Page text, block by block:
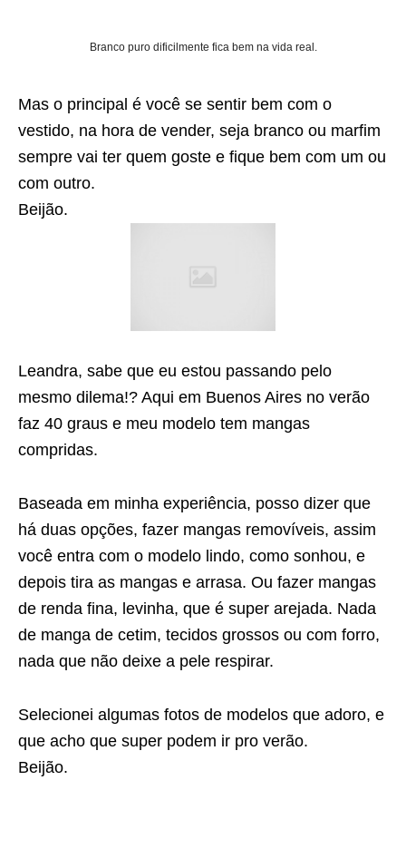
Branco puro dificilmente fica bem na vida real.
Mas o principal é você se sentir bem com o
vestido, na hora de vender, seja branco ou marfim
sempre vai ter quem goste e fique bem com um ou
com outro.
Beijão.
Leandra, sabe que eu estou passando pelo
mesmo dilema!? Aqui em Buenos Aires no verão
faz 40 graus e meu modelo tem mangas
compridas.
Baseada em minha experiência, posso dizer que
há duas opções, fazer mangas removíveis, assim
você entra com o modelo lindo, como sonhou, e
depois tira as mangas e arrasa. Ou fazer mangas
de renda fina, levinha, que é super arejada. Nada
de manga de cetim, tecidos grossos ou com forro,
nada que não deixe a pele respirar.
Selecionei algumas fotos de modelos que adoro, e
que acho que super podem ir pro verão.
Beijão.